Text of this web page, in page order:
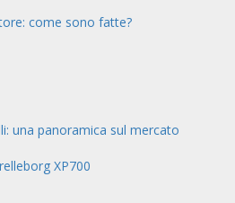
come sono fatte?
una panoramica sul mercato
XP700